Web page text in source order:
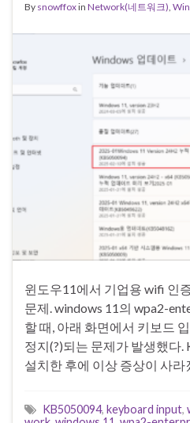
By snowffoxin Network(네트워크),
윈도우11에서 기업용 wifi 인
문제. windows 11의 wpa2-
할 때, 아래 화면에서 키보드
정지(?)되는 문제가 발생했다
설치한 후에 이상 증상이 사라
KB5050094, keyboard input,